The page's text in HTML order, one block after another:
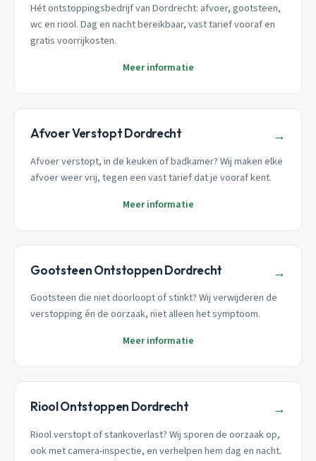
Hét ontstoppingsbedrijf van Dordrecht: afvoer, gootsteen,
wc en riool. Dag en nacht bereikbaar, vast tarief vooraf en
gratis voorrijkosten.
Meer informatie
Afvoer Verstopt Dordrecht →
Afvoer verstopt, in de keuken of badkamer? Wij maken elke
afvoer weer vrij, tegen een vast tarief dat je vooraf kent.
Meer informatie
Gootsteen Ontstoppen Dordrecht →
Gootsteen die niet doorloopt of stinkt? Wij verwijderen de
verstopping én de oorzaak, niet alleen het symptoom.
Meer informatie
Riool Ontstoppen Dordrecht →
Riool verstopt of stankoverlast? Wij sporen de oorzaak op,
ook met camera-inspectie, en verhelpen hem dag en nacht.